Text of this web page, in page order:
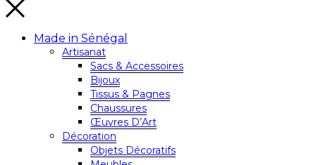
Made in Sénégal
Artisanat
Sacs & Accessoires
Bijoux
Tissus & Pagnes
Chaussures
Œuvres D’Art
Décoration
Objets Décoratifs